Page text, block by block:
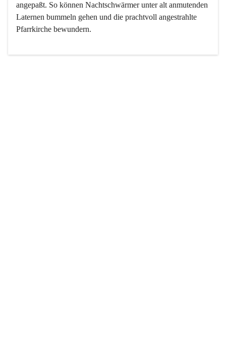
angepaßt. So können Nachtschwärmer unter alt anmutenden
Laternen bummeln gehen und die prachtvoll angestrahlte
Pfarrkirche bewundern.
Der Weinbau dominert heute nicht mehr, ist aber integrativer